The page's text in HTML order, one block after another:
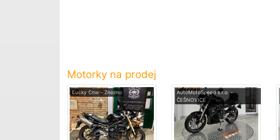
Motorky na prodej
Lucky Cow - Znojmo
AutoMotoSpeed s.r.o. -
ČEŠNOVICE